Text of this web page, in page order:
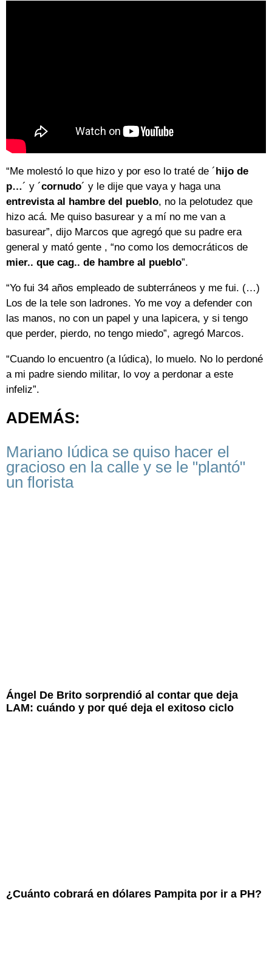
“Me molestó lo que hizo y por eso lo traté de ´ hijo de
p…´ y ´cornudo´ y le dije que vaya y haga una
entrevista al hambre del pueblo, no la pelotudez que
hizo acá. Me quiso basurear y a mí no me van a
basurear”, dijo Marcos que agregó que su padre era
general y mató gente , “no como los democráticos de
mier.. que cag.. de hambre al pueblo”.
“Yo fui 34 años empleado de subterráneos y me fui. (…)
Los de la tele son ladrones. Yo me voy a defender con
las manos, no con un papel y una lapicera, y si tengo
que perder, pierdo, no tengo miedo”, agregó Marcos.
“Cuando lo encuentro (a Iúdica), lo muelo. No lo perdoné
a mi padre siendo militar, lo voy a perdonar a este
infeliz”.
ADEMÁS:
Mariano Iúdica se quiso hacer el
gracioso en la calle y se le "plantó"
un florista
Ángel De Brito sorprendió al contar que deja
LAM: cuándo y por qué deja el exitoso ciclo
¿Cuánto cobrará en dólares Pampita por ir a PH?